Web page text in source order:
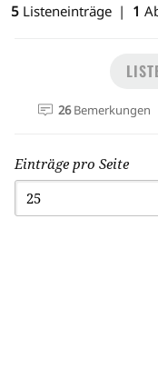
5 Listeneinträge 1
26 Bemerkungen
Einträge pro Seite